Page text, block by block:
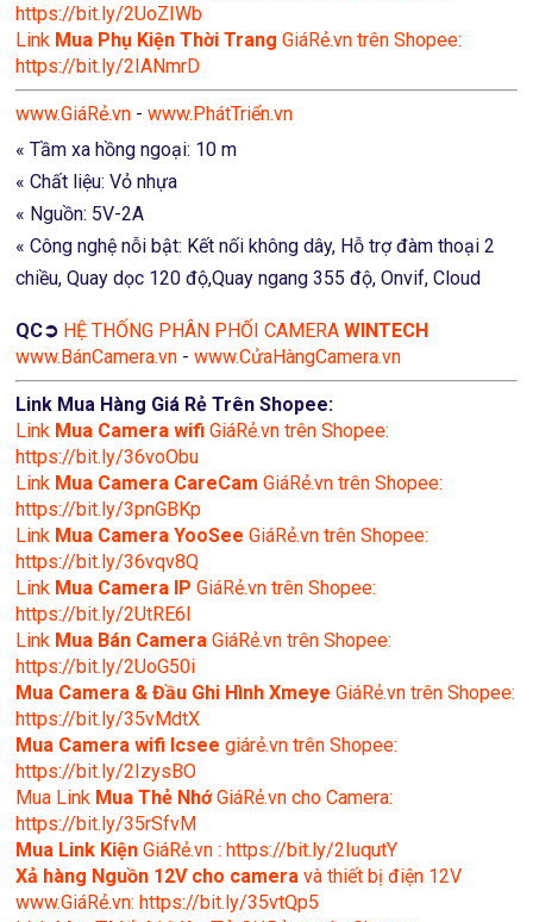
https://bit.ly/2UoZIWb
Link Mua Phụ Kiện Thời TrangGiáRẻ.vn trên Shopee:
https://bit.ly/2IANmrD
www.GiáRẻ.vn -www.PhátTriển.vn
« Tầm xa hồng ngoại: 10 m
« Chất liệu: Vỏ nhựa
« Nguồn: 5V-2A
« Công nghệ nỗi bật: Kết nối không dây, Hỗ trợ đàm thoại 2
chiều, Quay dọc 120 độ,Quay ngang 355 độ, Onvif, Cloud
QC➲ HỆ THỐNG PHÂN PHỐI CAMERAWINTECH
www.BánCamera.vn -www.CửaHàngCamera.vn
Link Mua Hàng Giá Rẻ Trên Shopee:
Link Mua Camera wifiGiáRẻ.vn trên Shopee:
https://bit.ly/36voObu
Link Mua Camera CareCam GiáRẻ.vn trên Shopee:
https://bit.ly/3pnGBKp
Link Mua Camera YooSee GiáRẻ.vn trên Shopee:
https://bit.ly/36vqv8Q
Link Mua Camera IP GiáRẻ.vn trên Shopee:
https://bit.ly/2UtRE6l
Link Mua Bán CameraGiáRẻ.vn trên Shopee:
https://bit.ly/2UoG50i
Mua Camera & Đầu Ghi Hình XmeyeGiáRẻ.vn trên Shopee:
https://bit.ly/35vMdtX
Mua Camera wifi Icsee giárẻ.vn trên Shopee:
https://bit.ly/2IzysBO
Mua Link Mua Thẻ NhớGiáRẻ.vn cho Camera:
https://bit.ly/35rSfvM
Mua Link KiệnGiáRẻ.vn : https://bit.ly/2IuqutY
Xả hàng Nguồn 12V cho cameravà thiết bị điện 12V
www.GiáRẻ.vn: https://bit.ly/35vtQp5